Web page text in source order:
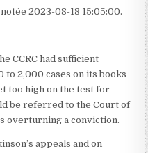
2023-08-18 15:05:00.
CCRC had sufficient
2,000 cases on its books
too high on the test for
be referred to the Court of
overturning a conviction.
appeals and on